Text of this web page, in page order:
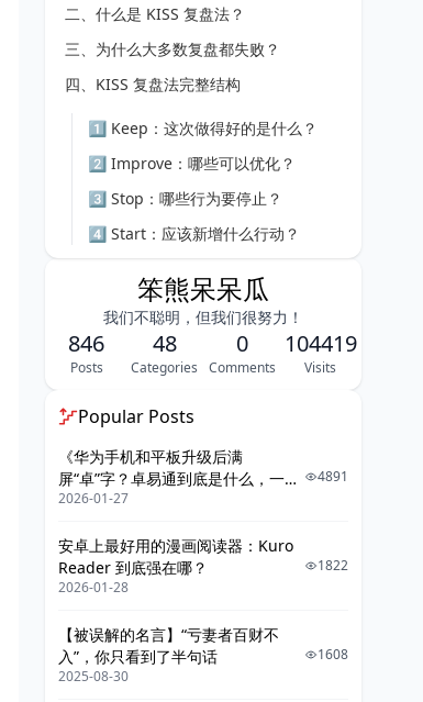
二、什么是 KISS 复盘法？
三、为什么大多数复盘都失败？
四、KISS 复盘法完整结构
1️⃣ Keep：这次做得好的是什么？
2️⃣ Improve：哪些可以优化？
3️⃣ Stop：哪些行为要停止？
4️⃣ Start：应该新增什么行动？
五、KISS 复盘法
一、项目概况
二、KISS 四象限分析
1️⃣ 抽象模型
2️⃣ 输出成文档或知识体系
八、一个真实案例
九、如何养成复盘习惯？
1️⃣ 日复盘（5分钟）
2️⃣ 周复盘（30分钟）
笨熊呆呆瓜
我们不聪明，但我们很努力！
846
Posts
48
Categories
0
Comments
104419
Visits
Popular Posts
《华为手机和平板升级后满
屏“卓”字？卓易通到底是什么，一篇
给你讲明白》
2026-01-27
4891
安卓上最好用的漫画阅读器：Kuro
Reader 到底强在哪？
2026-01-28
1822
【被误解的名言】“亏妻者百财不
入”，你只看到了半句话
2025-08-30
1608